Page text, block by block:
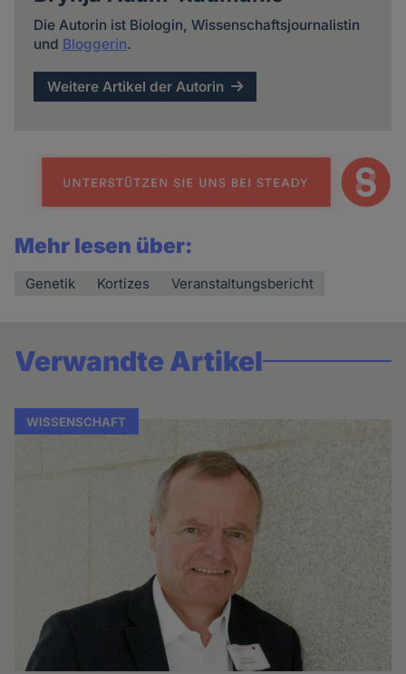
Die Autorin ist Biologin, Wissenschaftsjournalistin
und Bloggerin.
Weitere Artikel der Autorin
Mehr lesen über:
Genetik Kortizes Veranstaltungsbericht
Verwandte Artikel
WISSENSCHAFT